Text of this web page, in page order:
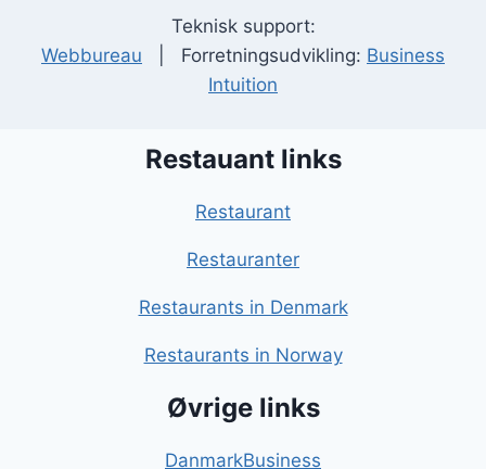
Teknisk support:
Webbureau | Forretningsudvikling: Business
Intuition
Restauant links
Restaurant
Restauranter
Restaurants in Denmark
Restaurants in Norway
Øvrige links
DanmarkBusiness